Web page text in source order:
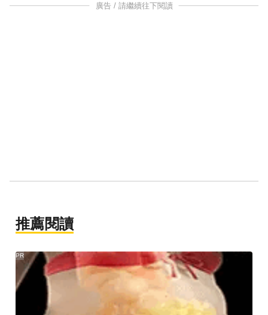
廣告 / 請繼續往下閱讀
推薦閱讀
PR